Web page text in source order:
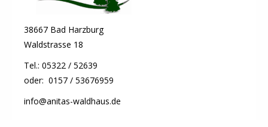
38667 Bad Harzburg
Waldstrasse 18
Tel.: 05322 / 52639
oder: 0157 / 53676959
info@anitas-waldhaus.de